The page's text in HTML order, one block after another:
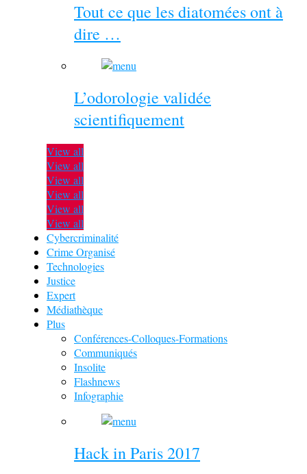
Tout ce que les diatomées ont à
dire …
L’odorologie validée
scientifiquement
View all
View all
View all
View all
View all
View all
Cybercriminalité
Crime Organisé
Technologies
Justice
Expert
Médiathèque
Plus
Conférences-Colloques-Formations
Communiqués
Insolite
Flashnews
Infographie
Hack in Paris 2017